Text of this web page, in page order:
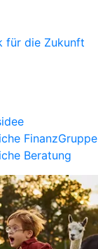
für die Zukunft
FinanzGruppe
Beratung